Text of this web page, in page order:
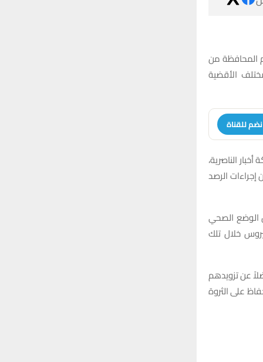
المحافظة من
الأقضية
للقناة
الناصرية،
الرصد
الوضع الصحي
خلال تلك
عن تزويدهم
على الثروة